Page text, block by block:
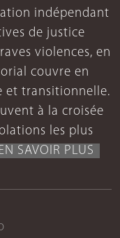
indépendant
de justice
violences, en
couvre en
et transitionnelle.
à la croisée
les plus
EN SAVOIR PLUS